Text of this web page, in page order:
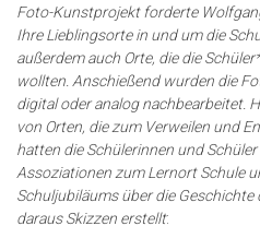
Foto-Kunstprojekt forderte
Ihre Lieblingsorte in und um die
außerdem auch Orte, die die
wollten. Anschießend wurden die
digital oder analog nachbearbeitet.
von Orten, die zum Verweilen und
hatten die Schülerinnen und
Assoziationen zum Lernort Schule
Schuljubiläums über die
daraus Skizzen erstellt: